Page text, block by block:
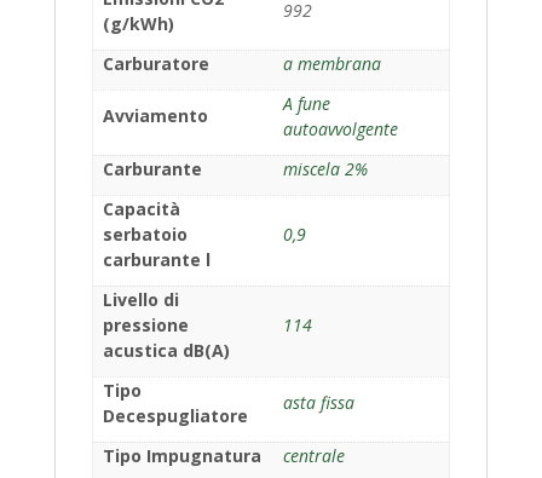
(g/kWh)
992
Carburatore a membrana
Avviamento
A fune
autoavvolgente
Carburante
miscela 2%
Capacità
serbatoio
carburante l
0,9
Livello di
pressione
acustica dB(A)
114
Tipo
Decespugliatore
asta fissa
Tipo Impugnatura
centrale